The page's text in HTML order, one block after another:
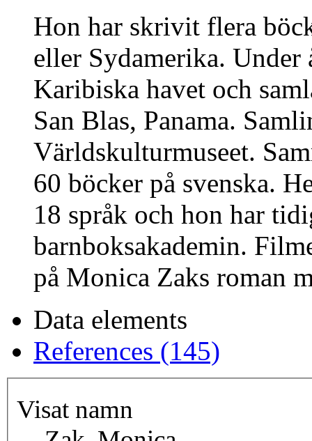
Hon har skrivit flera
eller Sydamerika. Under
Karibiska havet och
San Blas, Panama.
Världskulturmuseet.
60 böcker på svenska.
18 språk och hon har
barnboksakademin.
på Monica Zaks roman
Data elements
References (145)
Visat namn